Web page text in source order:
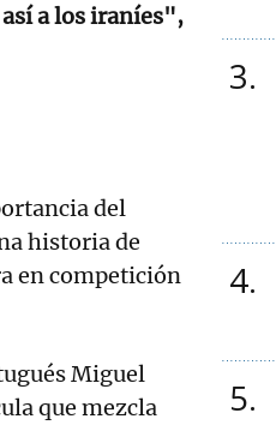
a los iraníes",
del
historia de
en competición
Miguel
que mezcla
3
4
5